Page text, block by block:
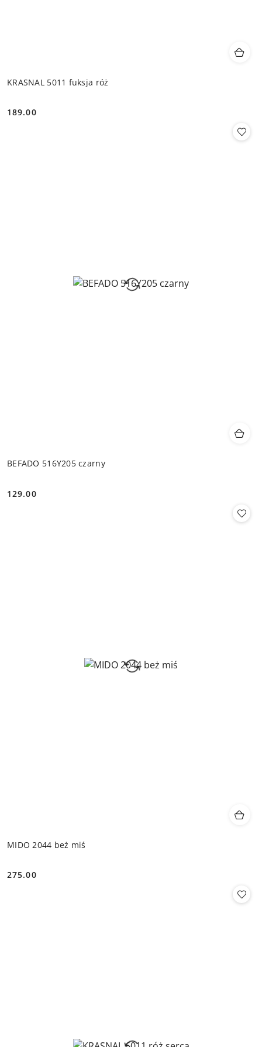
KRASNAL 5011 fuksja róż
Cena:
189.00
BEFADO 516Y205 czarny
Cena:
129.00
MIDO 2044 beż miś
Cena:
275.00